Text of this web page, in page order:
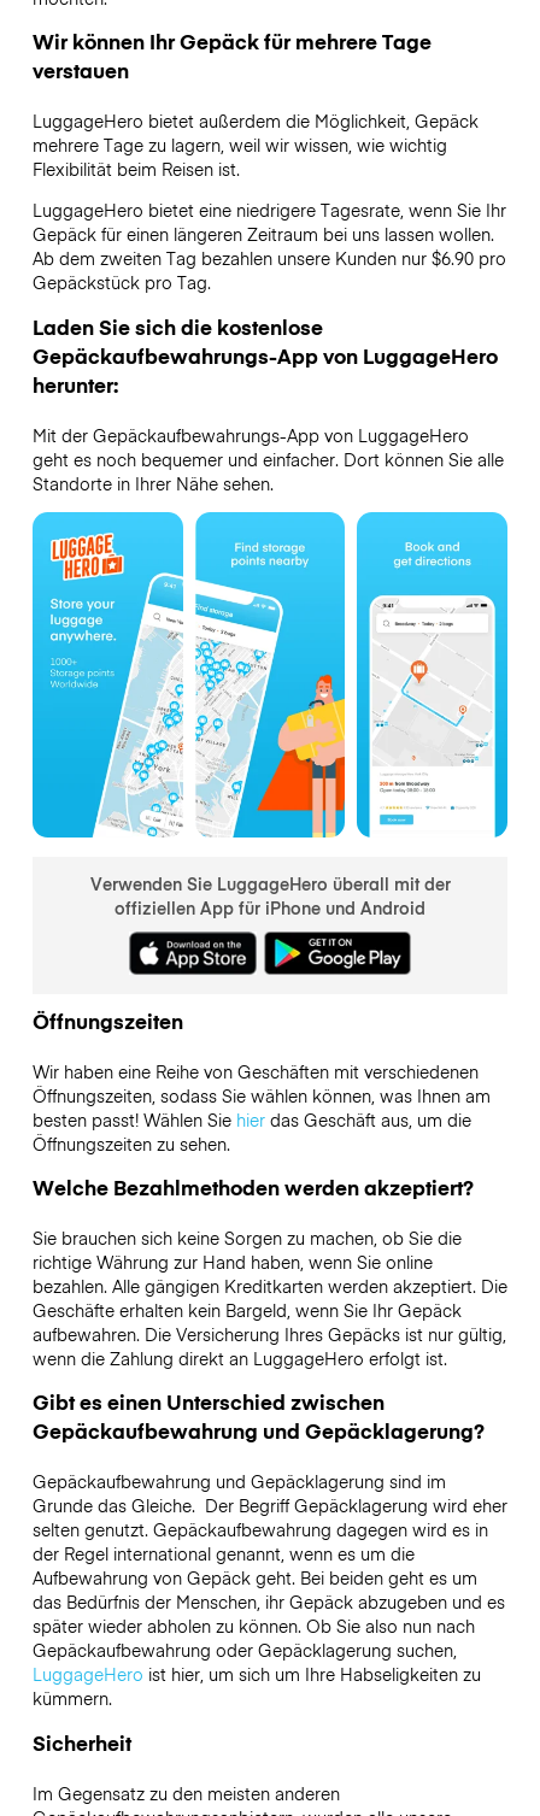
Wir können Ihr Gepäck für mehrere Tage
verstauen
LuggageHero bietet außerdem die Möglichkeit, Gepäck
mehrere Tage zu lagern, weil wir wissen, wie wichtig
Flexibilität beim Reisen ist.
LuggageHero bietet eine niedrigere Tagesrate, wenn Sie Ihr
Gepäck für einen längeren Zeitraum bei uns lassen wollen.
Ab dem zweiten Tag bezahlen unsere Kunden nur $6.90 pro
Gepäckstück pro Tag.
Laden Sie sich die kostenlose
Gepäckaufbewahrungs-App von LuggageHero
herunter:
Mit der Gepäckaufbewahrungs-App von LuggageHero
geht es noch bequemer und einfacher. Dort können Sie alle
Standorte in Ihrer Nähe sehen.
Verwenden Sie LuggageHero überall mit der
offiziellen App für iPhone und Android
Öffnungszeiten
Wir haben eine Reihe von Geschäften mit verschiedenen
Öffnungszeiten, sodass Sie wählen können, was Ihnen am
besten passt! Wählen Sie hierdas Geschäft aus, um die
Öffnungszeiten zu sehen.
Welche Bezahlmethoden werden akzeptiert?
Sie brauchen sich keine Sorgen zu machen, ob Sie die
richtige Währung zur Hand haben, wenn Sie online
bezahlen. Alle gängigen Kreditkarten werden akzeptiert. Die
Geschäfte erhalten kein Bargeld, wenn Sie Ihr Gepäck
aufbewahren. Die Versicherung Ihres Gepäcks ist nur gültig,
wenn die Zahlung direkt an LuggageHero erfolgt ist.
Gibt es einen Unterschied zwischen
Gepäckaufbewahrung und Gepäcklagerung?
Gepäckaufbewahrung und Gepäcklagerung sind im
Grunde das Gleiche. Der Begriff Gepäcklagerung wird eher
selten genutzt. Gepäckaufbewahrung dagegen wird es in
der Regel international genannt, wenn es um die
Aufbewahrung von Gepäck geht. Bei beiden geht es um
das Bedürfnis der Menschen, ihr Gepäck abzugeben und es
später wieder abholen zu können. Ob Sie also nun nach
Gepäckaufbewahrung oder Gepäcklagerung suchen,
LuggageHero ist hier, um sich um Ihre Habseligkeiten zu
kümmern.
Sicherheit
Im Gegensatz zu den meisten anderen